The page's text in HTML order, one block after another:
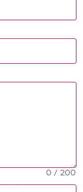
0 / 200